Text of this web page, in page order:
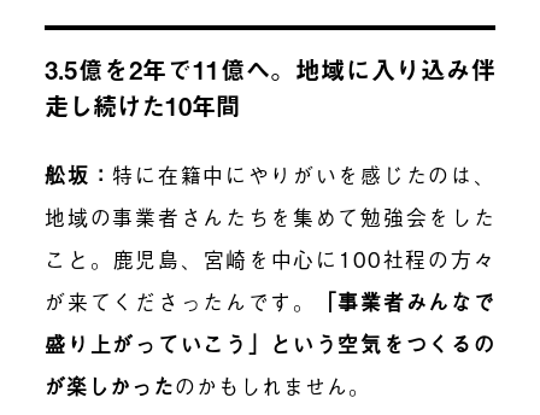
3.5億を2年で11億へ。地域に入り込み伴
走し続けた10年間
舩坂： 特に在籍中にやりがいを感じたのは、
地域の事業者さんたちを集めて勉強会をした
こと。鹿児島、宮崎を中心に100社程の方々
が来てくださったんです。
「事業者みんなで
盛り上がっていこう」という空気をつくるの
が楽しかったのかもしれません。